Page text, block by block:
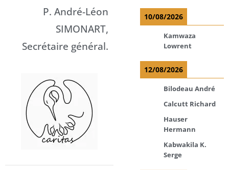
P. André-Léon
SIMONART,
Secrétaire général.
10/08/2026
Kamwaza
Lowrent
12/08/2026
Bilodeau André
Calcutt Richard
Hauser
Hermann
Kabwakila K.
Serge